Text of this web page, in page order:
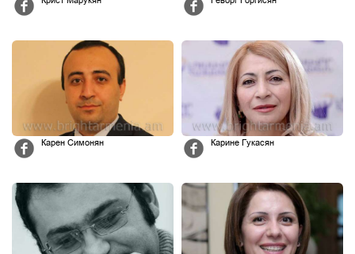
Карен Симонян Карине Гукасян